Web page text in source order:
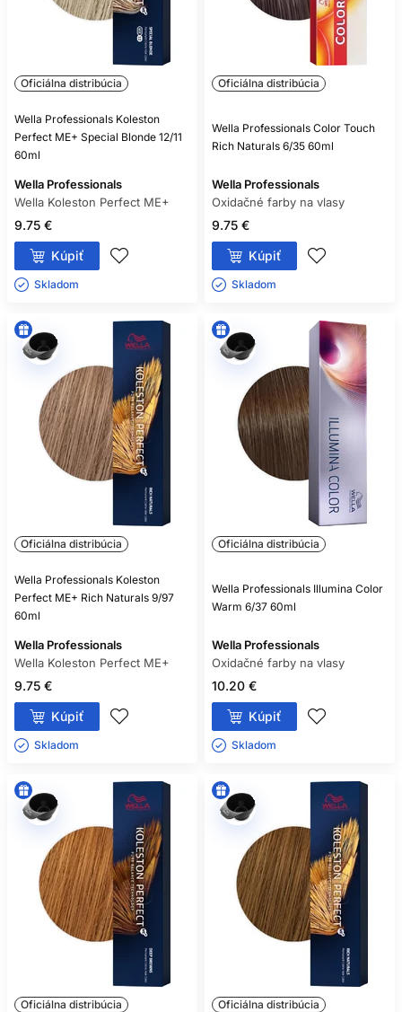
Oficiálna distribúcia
Wella Professionals Koleston
Perfect ME+ Special Blonde 12/11
60ml
Wella Professionals
Wella Koleston Perfect ME+
9.75 €
Kúpiť
Skladom ㅤ
Oficiálna distribúcia
Wella Professionals Color Touch
Rich Naturals 6/35 60ml
Wella Professionals
Oxidačné farby na vlasy
9.75 €
Kúpiť
Skladom ㅤ
Oficiálna distribúcia
Wella Professionals Koleston
Perfect ME+ Rich Naturals 9/97
60ml
Wella Professionals
Wella Koleston Perfect ME+
9.75 €
Kúpiť
Skladom ㅤ
Oficiálna distribúcia
Wella Professionals Illumina Color
Warm 6/37 60ml
Wella Professionals
Oxidačné farby na vlasy
10.20 €
Kúpiť
Skladom ㅤ
Oficiálna distribúcia Oficiálna distribúcia